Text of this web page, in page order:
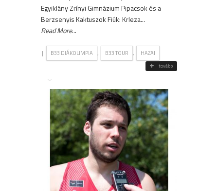
Egyiklány Zrínyi Gimnázium Pipacsok és a
Berzsenyis Kaktuszok Fiúk: Krleza...
Read More...
| B33 DIÁKOLIMPIA , B33 TOUR , HAZAI
tovább